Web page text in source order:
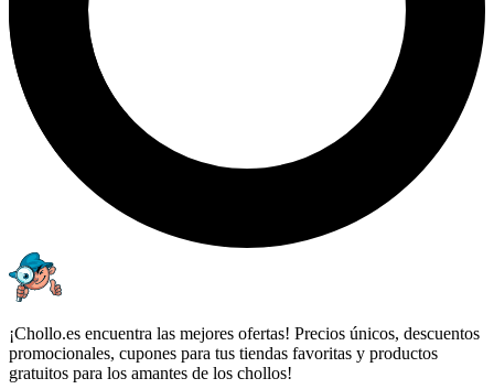
¡Chollo.es encuentra las mejores ofertas! Precios únicos, descuentos
promocionales, cupones para tus tiendas favoritas y productos
gratuitos para los amantes de los chollos!